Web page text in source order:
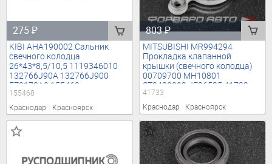
275₽
KIBI AHA190002 Сальник
свечного колодца
26*43*8,5/10,5 1119346010
132766J90A 132766J900
EZ8178A0 155468
155468
Краснодар
Красноярск
803₽
MITSUBISHI MR994294
Прокладка клапанной
крышки (свечного колодца)
00709700 MH10801
ST2480003 JF36535 41733
41733
Краснодар
Красноярск